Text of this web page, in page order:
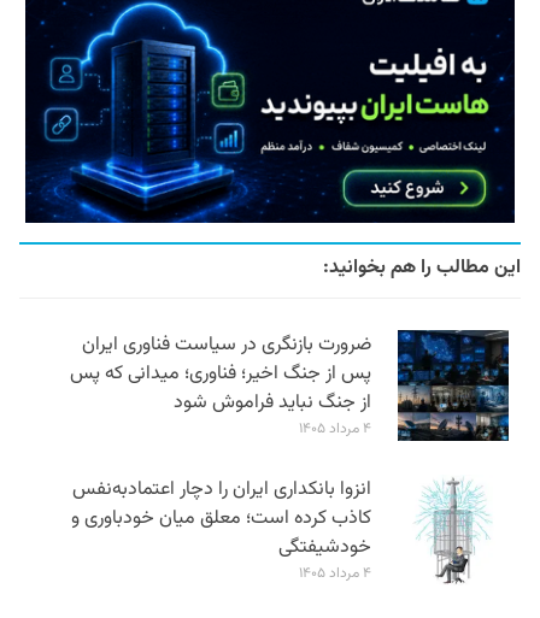
این مطالب را هم بخوانید:
ضرورت بازنگری در سیاست فناوری ایران
پس از جنگ اخیر؛ فناوری؛ میدانی که پس
از جنگ نباید فراموش شود
۴ مرداد ۱۴۰۵
انزوا بانکداری ایران را دچار اعتمادبه‌نفس
کاذب کرده است؛ معلق میان خودباوری و
خودشیفتگی
۴ مرداد ۱۴۰۵